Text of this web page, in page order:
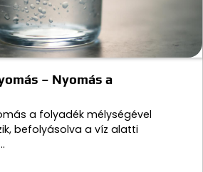
– Nyomás a
a folyadék mélységével
befolyásolva a víz alatti